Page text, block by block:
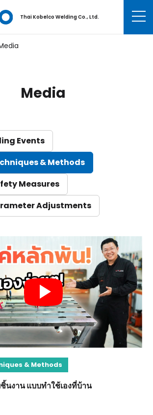
Thai Kobelco Welding Co., Ltd.
Media
Events
& Methods
Measures
Adjustments
& Methods
นงาน แบบทำใช้เองที่บ้าน